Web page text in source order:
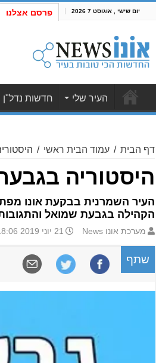
יום שישי , אוגוסט 7 2026 פרסם אצלנו
העיר שלי חדשות נדל"ן
דף הבית / עמוד הבית ראשי /
היסטוריה
העיר השמרנית בבקעת אונו
הקהילה בגבעת שמואל
מערכת אונו News 21 יוני 2019 18:06
שתף